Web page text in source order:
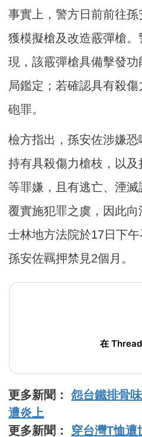
事實上，警方日前前往
獲模擬槍及改造霰彈槍
現，該霰彈槍具備擊發
局鑑定；若確認具有殺
砲罪。
檢方指出，孫安佐涉嫌恐
持有具殺傷力槍枝，以
等罪嫌，且有逃亡、湮
覆實施犯罪之虞，因此向
士林地方法院於17日下
孫安佐羈押禁見2個月。
在
更多新聞：怨台鐵排骨
遭炎上
更多新聞： 穿台灣T恤遭